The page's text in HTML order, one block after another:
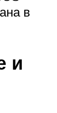
в
и